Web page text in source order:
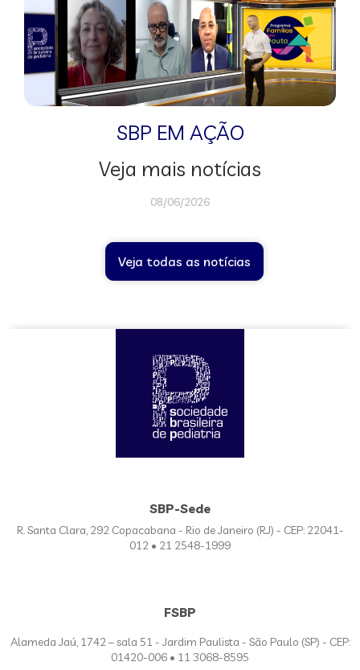
SBP EM AÇÃO
Veja mais notícias
08/06/2026
Veja todas as notícias
SBP-Sede
R. Santa Clara, 292 Copacabana - Rio de Janeiro (RJ) - CEP: 22041-
012 • 21 2548-1999
FSBP
Alameda Jaú, 1742 – sala 51 - Jardim Paulista - São Paulo (SP) - CEP:
01420-006 • 11 3068-8595